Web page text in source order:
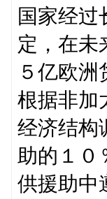
国家经过
定，在未
５亿欧
根据非加
经济结构
助的１０
供援助中